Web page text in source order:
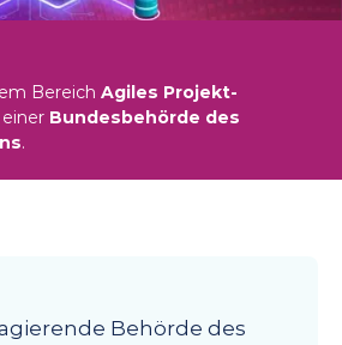
Bereich Agiles Projekt-
Bundesbehörde des
.
Behörde des